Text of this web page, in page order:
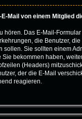
E-Mail von einem Mitglied
hören. Das E-Mail-
die Benutzer,
sollen. Sie sollten einem
Sie bekommen haben,
(Headers)
der die E-Mail
reagieren.